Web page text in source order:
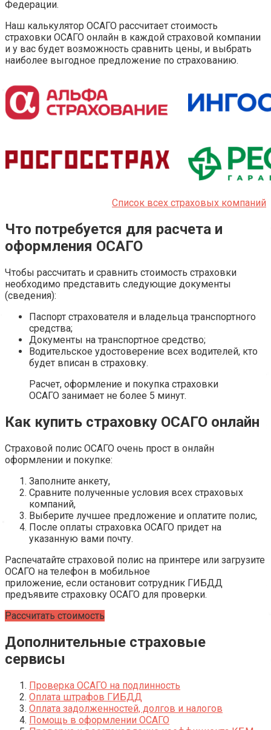
Федерации.
Наш калькулятор ОСАГО рассчитает стоимость
страховки ОСАГО онлайн в каждой страховой компании
и у вас будет возможность сравнить цены, и выбрать
наиболее выгодное предложение по страхованию.
Список всех страховых компаний
Что потребуется для расчета и
оформления ОСАГО
Чтобы рассчитать и сравнить стоимость страховки
необходимо представить следующие документы
(сведения):
Паспорт страхователя и владельца транспортного
средства;
Документы на транспортное средство;
Водительское удостоверение всех водителей, кто
будет вписан в страховку.
Расчет, оформление и покупка страховки
ОСАГО занимает не более 5 минут.
Как купить страховку ОСАГО онлайн
Страховой полис ОСАГО очень прост в онлайн
оформлении и покупке:
Заполните анкету,
Сравните полученные условия всех страховых
компаний,
Выберите лучшее предложение и оплатите полис,
После оплаты страховка ОСАГО придет на
указанную вами почту.
Распечатайте страховой полис на принтере или загрузите
ОСАГО на телефон в мобильное
приложение, если остановит сотрудник ГИБДД
предъявите страховку ОСАГО для проверки.
Рассчитать стоимость
Дополнительные страховые
сервисы
Проверка ОСАГО на подлинность
Оплата штрафов ГИБДД
Оплата задолженностей, долгов и налогов
Помощь в оформлении ОСАГО